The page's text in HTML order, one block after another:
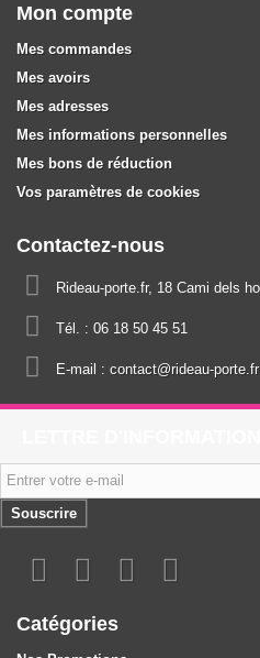
Mon compte
Mes commandes
Mes avoirs
Mes adresses
Mes informations personnelles
Mes bons de réduction
Vos paramètres de cookies
Contactez-nous
Rideau-porte.fr, 18 Cami dels
Tél. : 06 18 50 45 51
E-mail : contact@rideau-porte.fr
Souscrire
Catégories